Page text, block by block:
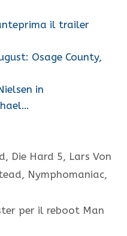
il trailer
Osage County,
in
, Die Hard 5, Lars Von
, Nymphomaniac,
per il reboot Man